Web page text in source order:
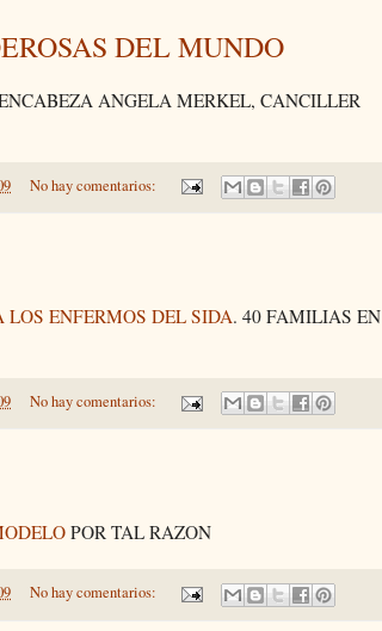
DEL MUNDO
ANGELA MERKEL, CANCILLER
No hay comentarios:
ENFERMOS DEL SIDA. 40 FAMILIAS EN
No hay comentarios:
POR TAL RAZON
No hay comentarios: